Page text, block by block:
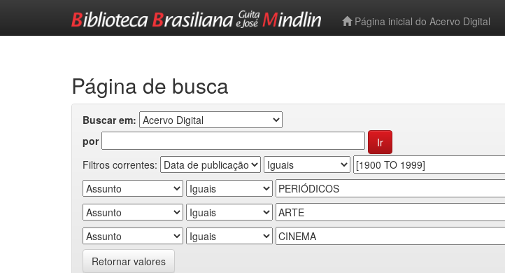
Página inicial do Acervo Digital
Página de busca
Buscar em:
por
Filtros correntes:
Retornar valores